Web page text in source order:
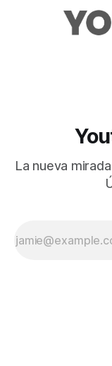
La nueva